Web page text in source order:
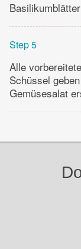
Step 5
Alle
Schüssel
Gemüsesalat